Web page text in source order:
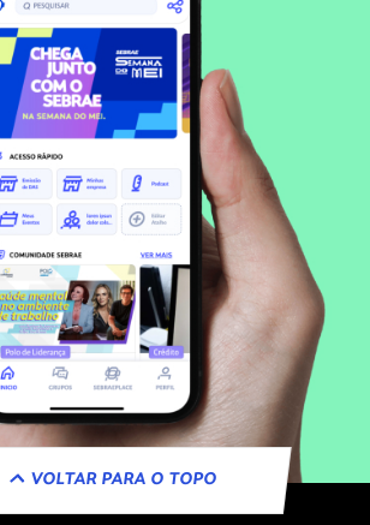
VOLTAR PARA O TOPO